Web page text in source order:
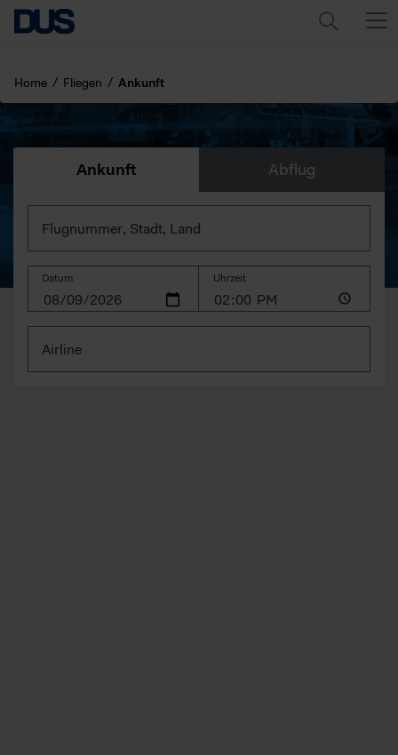
Home Fliegen Ankunft
Ankunft Abflug
Flugnummer, Stadt, Land
Datum Uhrzeit
Airline